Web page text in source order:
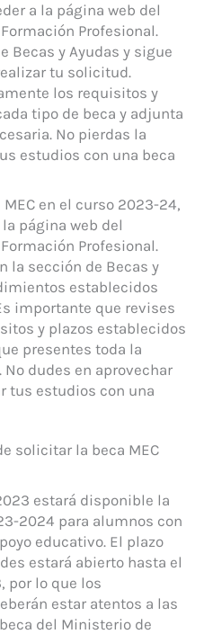
a la página web del
Profesional.
Becas y Ayudas y sigue
tu solicitud.
los requisitos y
tipo de beca y adjunta
No pierdas la
estudios con una beca
en el curso 2023-24,
página web del
Profesional.
la sección de Becas y
establecidos
importante que revises
y plazos establecidos
presentes toda la
dudes en aprovechar
tus estudios con una
solicitar la beca MEC
estará disponible la
2024 para alumnos con
educativo. El plazo
estará abierto hasta el
por lo que los
estar atentos a las
del Ministerio de